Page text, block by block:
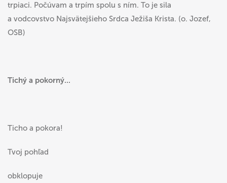
trpiaci. Počúvam a trpím spolu s ním. To je sila
a vodcovstvo Najsvätejšieho Srdca Ježiša Krista. (o. Jozef,
OSB)
Tichý a pokorný...
Ticho a pokora!
Tvoj pohľad
obklopuje